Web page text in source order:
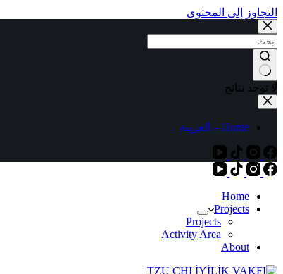
التجاوز إلى المحتوى
لا توجد نتائج
Home – العربية
Home
Projects
Projects
Activity Area
About